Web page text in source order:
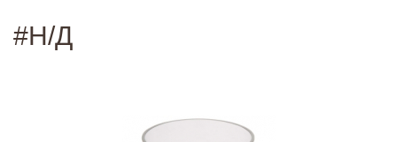
#Н/Д